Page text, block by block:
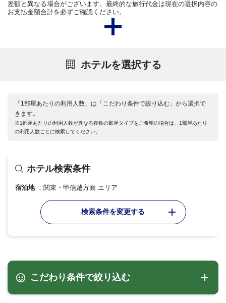
差額と異なる場合がございます。最終的な旅行代金は現在の選択内容の
お支払金額合計を必ずご確認ください。
ホテルを選択する
「1部屋あたりの利用人数」は「こだわり条件で絞り込む」から選択で
きます。
※1部屋あたりの利用人数が異なる複数の部屋タイプをご希望の場合は、1部屋あたり
の利用人数ごとに検索してください。
ホテル検索条件
宿泊地 関東・甲信越方面 エリア
検索条件を変更する
こだわり条件で絞り込む